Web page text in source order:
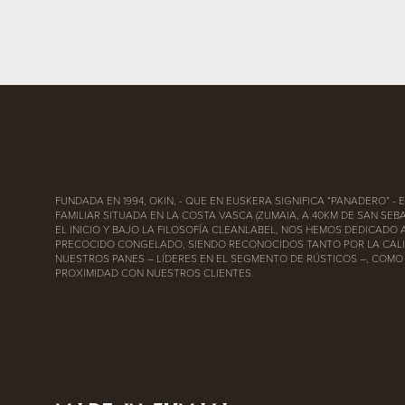
FUNDADA EN 1994, OKIN, - QUE EN EUSKERA SIGNIFICA “PANADERO” -
FAMILIAR SITUADA EN LA COSTA VASCA (ZUMAIA, A 40KM DE SAN
EL INICIO Y BAJO LA FILOSOFÍA CLEANLABEL, NOS HEMOS DEDICADO
PRECOCIDO CONGELADO, SIENDO RECONOCIDOS TANTO POR LA
NUESTROS PANES – LÍDERES EN EL SEGMENTO DE RÚSTICOS –,
PROXIMIDAD CON NUESTROS CLIENTES.